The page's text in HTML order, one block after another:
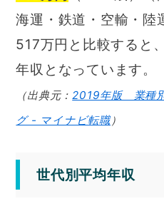
海運・鉄道・空輸・陸
517万円と比較すると
年収となっています。
（出典元：2019年版 業種
グ - マイナビ転職）
世代別平均年収